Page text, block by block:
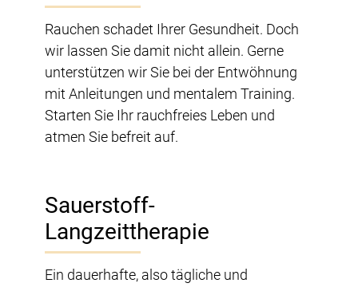
Rauchen schadet Ihrer Gesundheit. Doch
wir lassen Sie damit nicht allein. Gerne
unterstützen wir Sie bei der Entwöhnung
mit Anleitungen und mentalem Training.
Starten Sie Ihr rauchfreies Leben und
atmen Sie befreit auf.
Sauerstoff-
Langzeittherapie
Ein dauerhafte, also tägliche und